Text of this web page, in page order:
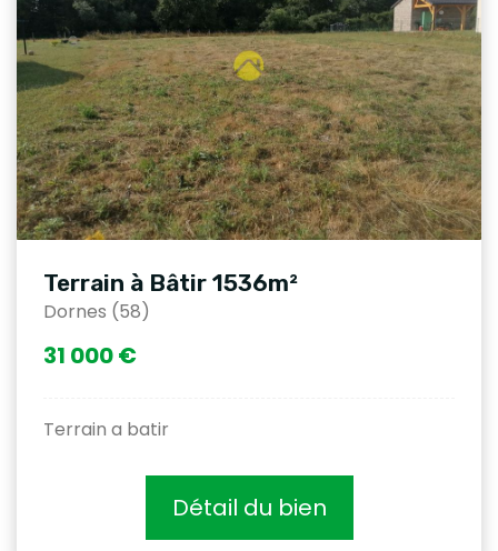
Terrain à Bâtir 1536m²
Dornes (58)
31 000 €
Terrain a batir
Détail du bien